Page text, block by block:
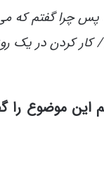
چرا گفتم که می
نبود ، 14 ساعت درس خواندن /
موضوع را